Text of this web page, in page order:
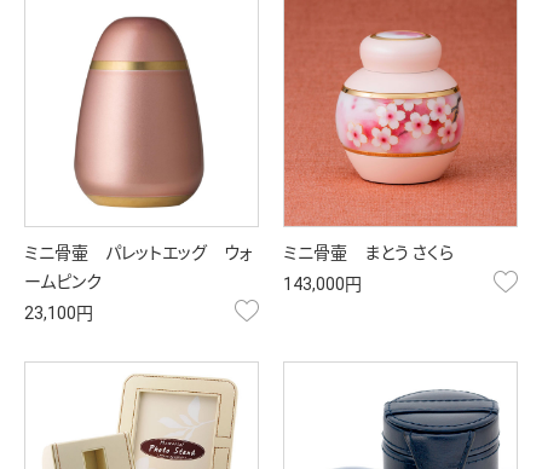
ミニ骨壷 パレットエッグ ウォ
ームピンク
23,100円
ミニ骨壷 まとう さくら
143,000円